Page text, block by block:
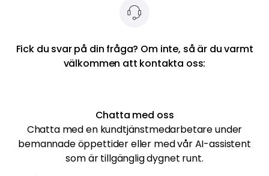
Fick du svar på din fråga? Om inte, så är du varmt
välkommen att kontakta oss:
Chatta med oss
Chatta med en kundtjänstmedarbetare under
bemannade öppettider eller med vår AI-assistent
som är tillgänglig dygnet runt.